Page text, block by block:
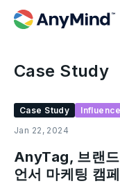
Case Study
Case Study
Jan 22, 2024
AnyTag, 브랜
언서 마케팅 캠